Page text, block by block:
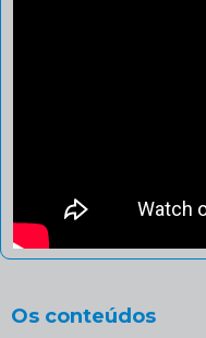
Os conteúdos